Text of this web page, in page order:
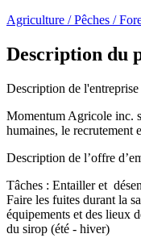
Agriculture / Pêches /
Description du
Description de l'entreprise
Momentum Agricole inc.
humaines, le recrutement
Description de l’offre
Tâches : Entailler et
Faire les fuites durant la
équipements et des lieux
du sirop (été - hiver)